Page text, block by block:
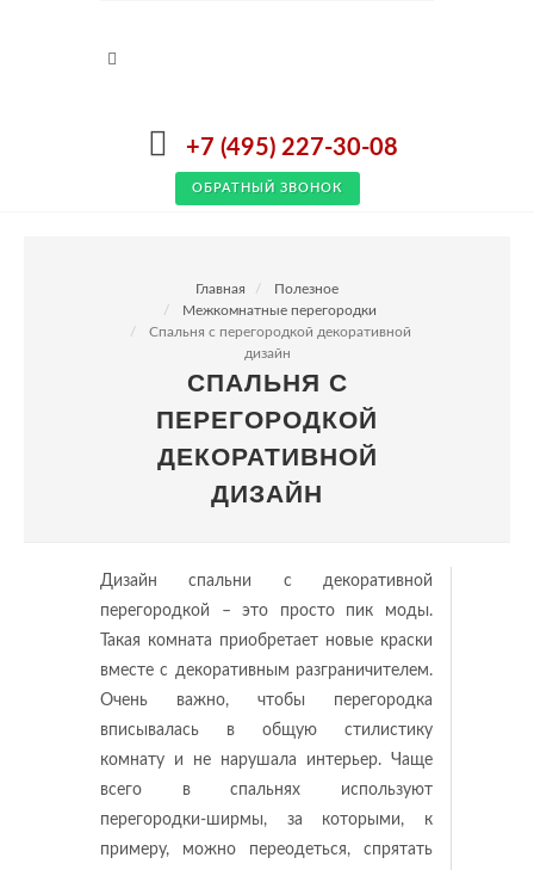
+7 (495) 227-30-08
ОБРАТНЫЙ ЗВОНОК
Главная
Полезное
Межкомнатные перегородки
Спальня с перегородкой декоративной
дизайн
СПАЛЬНЯ С
ПЕРЕГОРОДКОЙ
ДЕКОРАТИВНОЙ
ДИЗАЙН
Дизайн спальни с декоративной
перегородкой – это просто пик моды.
Такая комната приобретает новые краски
вместе с декоративным разграничителем.
Очень важно, чтобы перегородка
вписывалась в общую стилистику
комнату и не нарушала интерьер. Чаще
всего в спальнях используют
перегородки-ширмы, за которыми, к
примеру, можно переодеться, спрятать